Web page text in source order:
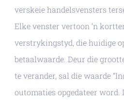
verskeie handelsvensters
Elke venster vertoon ‘n
verstrykingstyd, die huidige
betaalwaarde. Deur die
te verander, sal die waarde
outomaties opgedateer word.